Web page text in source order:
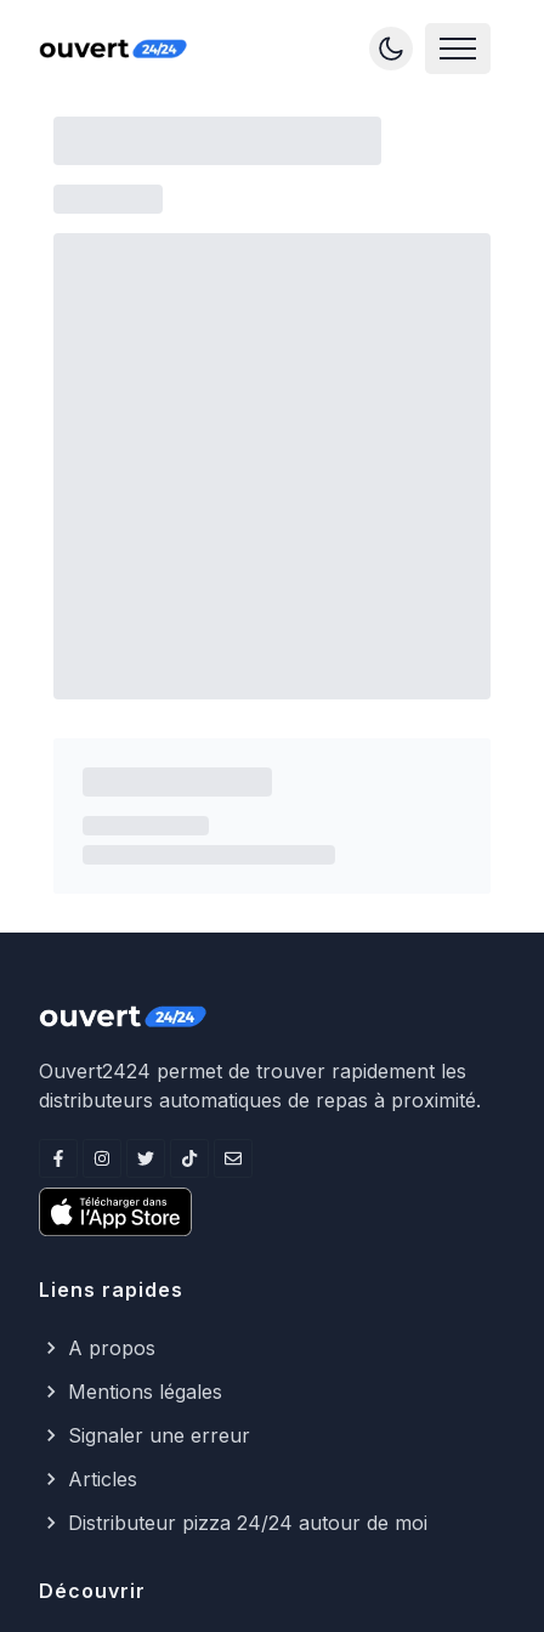
Ouvert2424 permet de trouver rapidement les
distributeurs automatiques de repas à proximité.
Liens rapides
A propos
Mentions légales
Signaler une erreur
Articles
Distributeur pizza 24/24 autour de moi
Découvrir